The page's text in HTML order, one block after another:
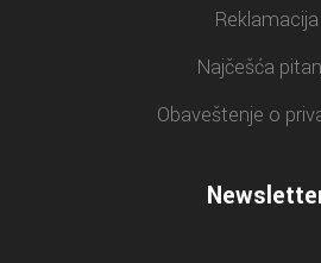
Reklamacija
Najčešća
Obaveštenje o